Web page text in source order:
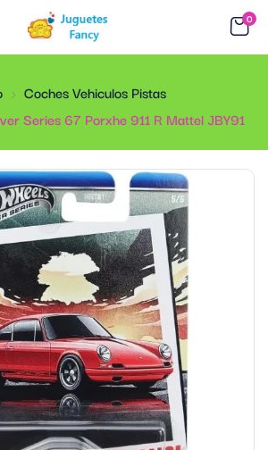
0
Coches Vehiculos Pistas
Series 67 Porxhe 911 R Mattel JBY91